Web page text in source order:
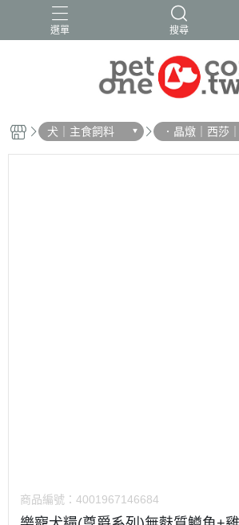
選單 搜尋
犬｜主食飼料
．晶燉｜西莎
國樂寵
商品編號： 4001967146684